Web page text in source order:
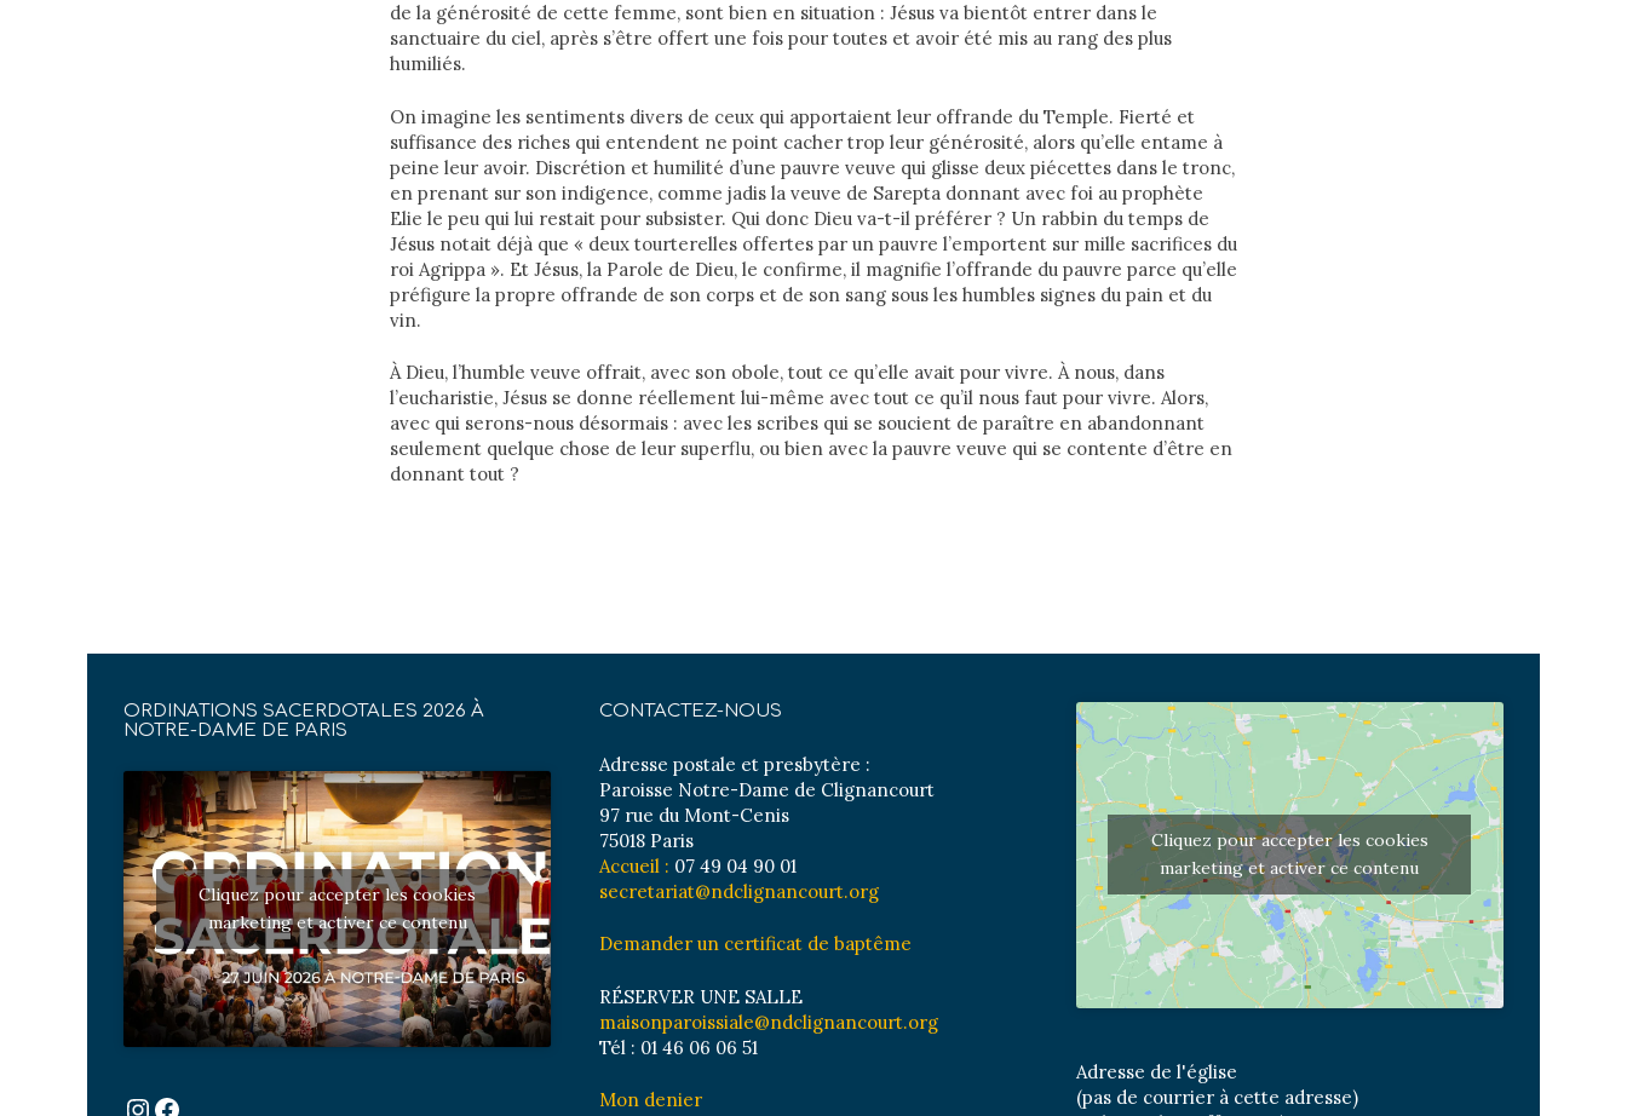
de la générosité de cette femme, sont bien en situation : Jésus va bientôt entrer dans le
sanctuaire du ciel, après s’être offert une fois pour toutes et avoir été mis au rang des plus
humiliés.
On imagine les sentiments divers de ceux qui apportaient leur offrande du Temple. Fierté et
suffisance des riches qui entendent ne point cacher trop leur générosité, alors qu’elle entame à
peine leur avoir. Discrétion et humilité d’une pauvre veuve qui glisse deux piécettes dans le tronc,
en prenant sur son indigence, comme jadis la veuve de Sarepta donnant avec foi au prophète
Elie le peu qui lui restait pour subsister. Qui donc Dieu va-t-il préférer ? Un rabbin du temps de
Jésus notait déjà que « deux tourterelles offertes par un pauvre l’emportent sur mille sacrifices du
roi Agrippa ». Et Jésus, la Parole de Dieu, le confirme, il magnifie l’offrande du pauvre parce qu’elle
préfigure la propre offrande de son corps et de son sang sous les humbles signes du pain et du
vin.
À Dieu, l’humble veuve offrait, avec son obole, tout ce qu’elle avait pour vivre. À nous, dans
l’eucharistie, Jésus se donne réellement lui-même avec tout ce qu’il nous faut pour vivre. Alors,
avec qui serons-nous désormais : avec les scribes qui se soucient de paraître en abandonnant
seulement quelque chose de leur superflu, ou bien avec la pauvre veuve qui se contente d’être en
donnant tout ?
ORDINATIONS SACERDOTALES 2026 À
NOTRE-DAME DE PARIS
Cliquez pour accepter les cookies
marketing et activer ce contenu
Instagram
Facebook
CONTACTEZ-NOUS
Adresse postale et presbytère :
Paroisse Notre-Dame de Clignancourt
97 rue du Mont-Cenis
75018 Paris
Accueil : 07 49 04 90 01
secretariat@ndclignancourt.org
Demander un certificat de baptême
RÉSERVER UNE SALLE
maisonparoissiale@ndclignancourt.org
Tél : 01 46 06 06 51
Mon denier
Cliquez pour accepter les cookies
marketing et activer ce contenu
Adresse de l'église
(pas de courrier à cette adresse)